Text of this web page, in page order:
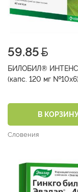
59.85
БИЛОБИЛ® ИНТЕНС
(капс. 120 мг
В
Словения